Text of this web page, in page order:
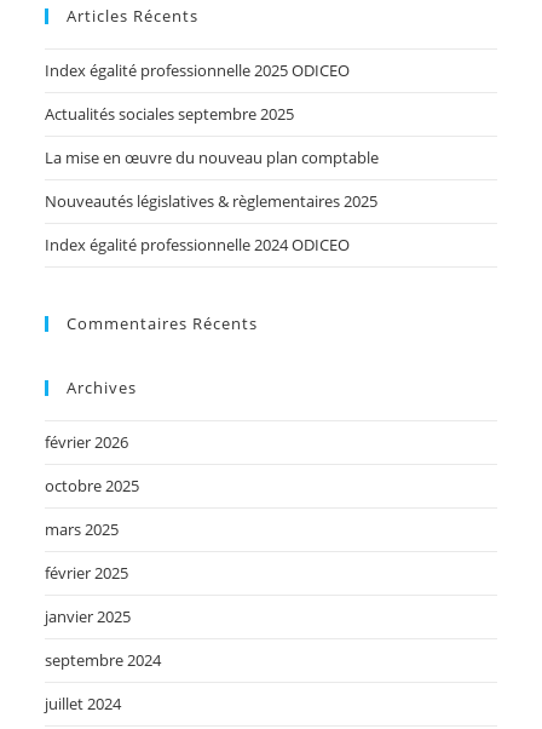
Articles Récents
Index égalité professionnelle 2025 ODICEO
Actualités sociales septembre 2025
La mise en œuvre du nouveau plan comptable
Nouveautés législatives & règlementaires 2025
Index égalité professionnelle 2024 ODICEO
Commentaires Récents
Archives
février 2026
octobre 2025
mars 2025
février 2025
janvier 2025
septembre 2024
juillet 2024